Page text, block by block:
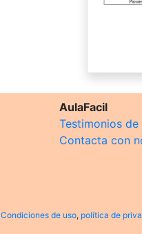
AulaFacil
Testimonios
Contacta con
Condiciones de uso, política de